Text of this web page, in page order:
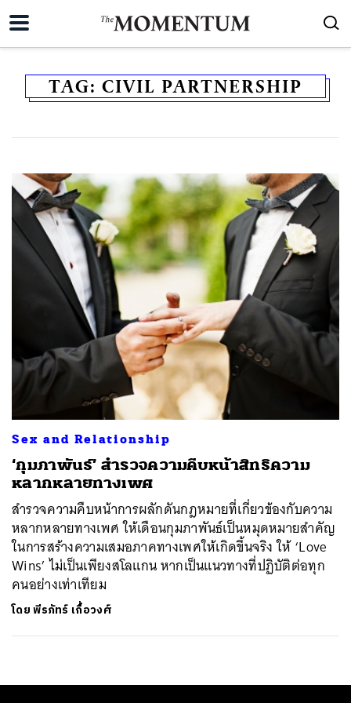
TAG: CIVIL PARTNERSHIP
Sex and Relationship
‘กุมภาพันธ์’ สำรวจความคืบหน้าสิทธิความ
หลากหลายทางเพศ
สำรวจความคืบหน้าการผลักดันกฎหมายที่เกี่ยวข้องกับความ
หลากหลายทางเพศ ให้เดือนกุมภาพันธ์เป็นหมุดหมายสำคัญ
ในการสร้างความเสมอภาคทางเพศให้เกิดขึ้นจริง ให้ ‘Love
Wins’ ไม่เป็นเพียงสโลแกน หากเป็นแนวทางที่ปฏิบัติต่อทุก
คนอย่างเท่าเทียม
โดยพีรภัทร์ เกื้อวงศ์
SHARE TWEET LINE EMAIL